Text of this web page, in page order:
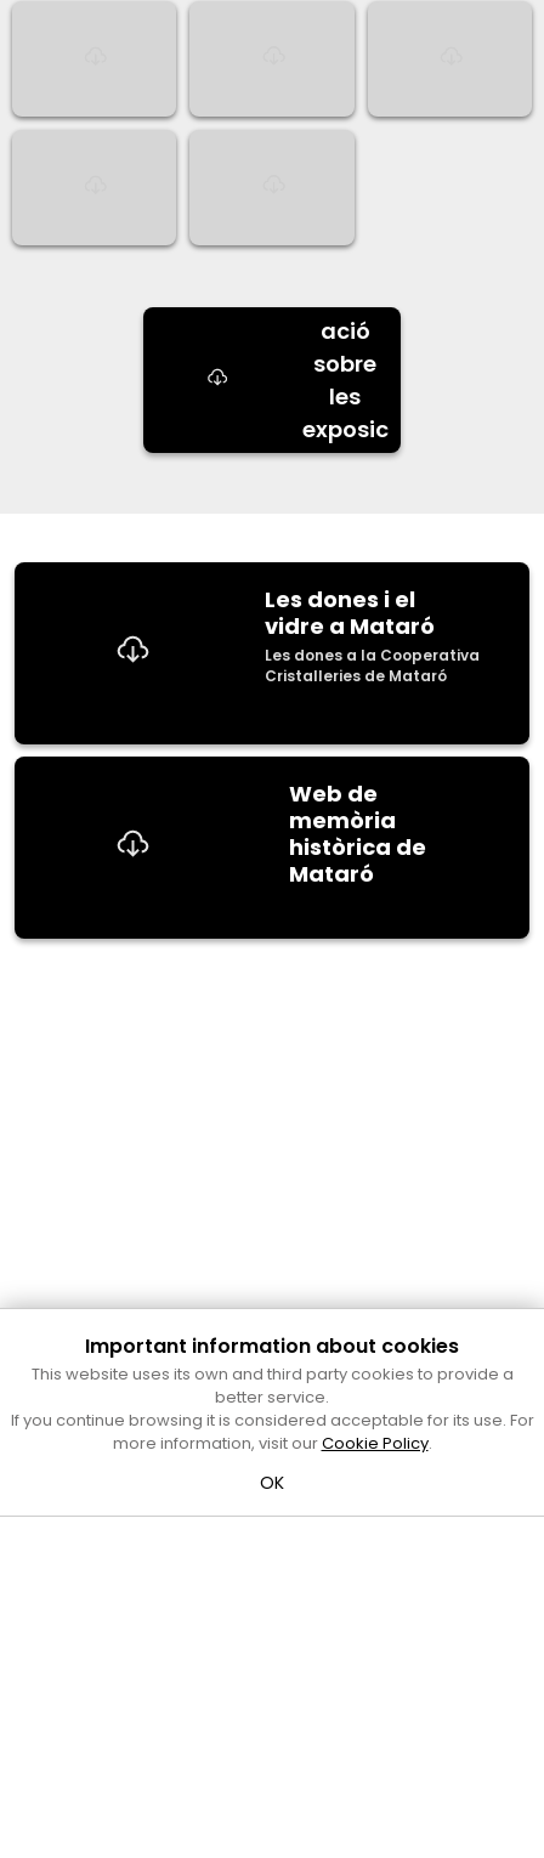
ació
sobre
les
exposic
ions
Les dones i el
vidre a Mataró
Les dones a la Cooperativa
Cristalleries de Mataró
Web de
memòria
històrica de
Mataró
Cultura Mataró
Ajuntament de Mataró
C. de Sant Josep, 9 (Mataró, 08302)
També podeu contactar-nos acultura@ajmataro.cato bé
Important information about cookies
This website uses its own and third party cookies to provide a
better service.
If you continue browsing it is considered acceptable for its use. For
more information, visit ourCookie Policy.
OK